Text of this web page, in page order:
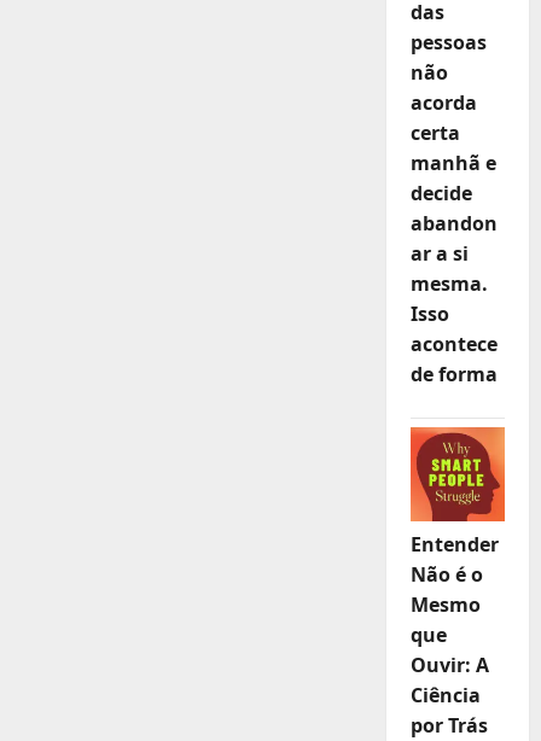
das
pessoas
não
acorda
certa
manhã e
decide
abandon
ar a si
mesma.
Isso
acontece
de forma
Entender
Não é o
Mesmo
que
Ouvir: A
Ciência
por Trás